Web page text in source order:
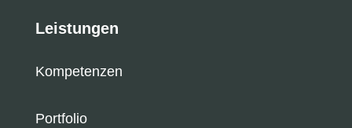
Leistungen
Kompetenzen
Portfolio